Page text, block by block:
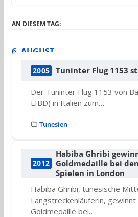
AN DIESEM TAG:
6. AUGUST
2005 Tuninter Flug 1153
Der Tuninter Flug 1153 von
LIBD) in Italien zum…
Tunesien
2012
Habiba Ghribi
Goldmedaille bei
Spielen in London
Habiba Ghribi, tunesische
Langstreckenläuferin, gewinnt
Goldmedaille bei…